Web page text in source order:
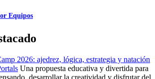
Equipos
2026: ajedrez, lógica, estrategia y natación
Una propuesta educativa y divertida para
desarrollar la creatividad y disfrutar del